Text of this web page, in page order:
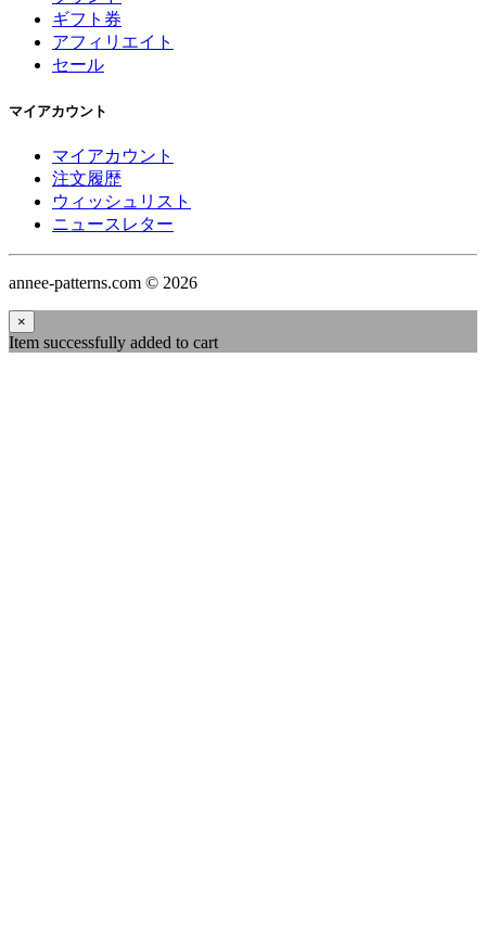
ギフト券
アフィリエイト
セール
マイアカウント
マイアカウント
注文履歴
ウィッシュリスト
ニュースレター
annee-patterns.com © 2026
×
Item successfully added to cart